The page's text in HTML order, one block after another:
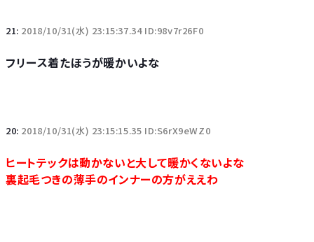
21: 2018/10/31(水) 23:15:37.34 ID:98v7r26F0
フリース着たほうが暖かいよな
20: 2018/10/31(水) 23:15:15.35 ID:S6rX9eWZ0
ヒートテックは動かないと大して暖かくないよな
裏起毛つきの薄手のインナーの方がええわ